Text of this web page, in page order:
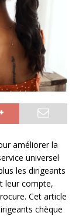
améliorer la
universel
les dirigeants
leur compte,
Cet article
chèque